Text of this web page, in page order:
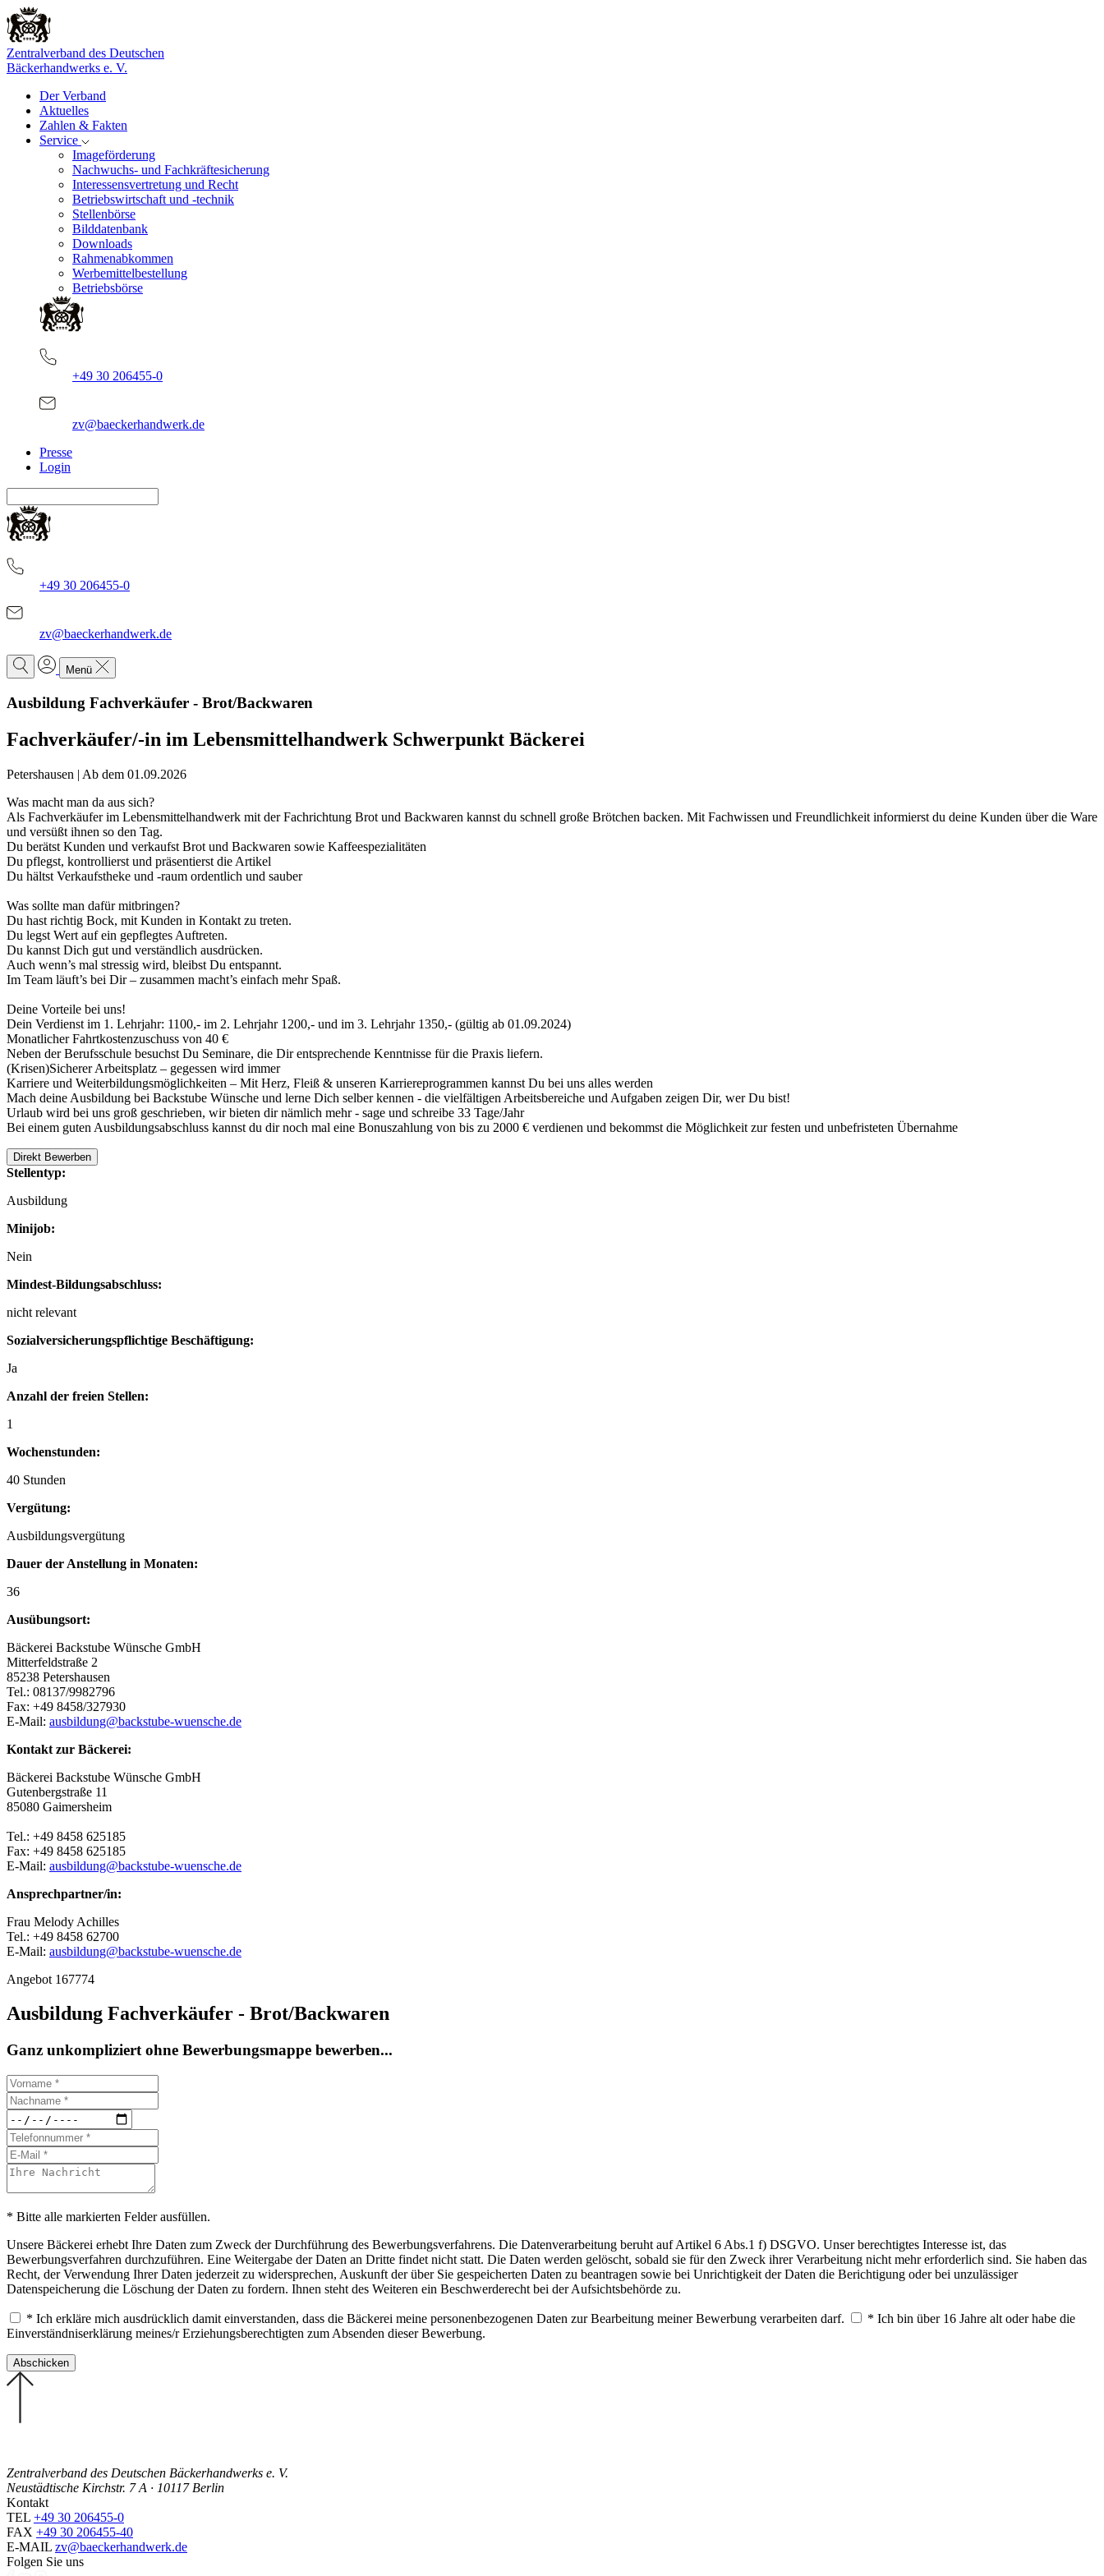
Zentralverband des Deutschen
Bäckerhandwerks e. V.
Der Verband
Aktuelles
Zahlen & Fakten
Service
Imageförderung
Nachwuchs- und Fachkräftesicherung
Interessensvertretung und Recht
Betriebswirtschaft und -technik
Stellenbörse
Bilddatenbank
Downloads
Rahmenabkommen
Werbemittelbestellung
Betriebsbörse
+49 30 206455-0
zv@baeckerhandwerk.de
Presse
Login
+49 30 206455-0
zv@baeckerhandwerk.de
Menü
Ausbildung Fachverkäufer - Brot/Backwaren
Fachverkäufer/-in im Lebensmittelhandwerk Schwerpunkt Bäckerei
Petershausen | Ab dem 01.09.2026
Was macht man da aus sich?
Als Fachverkäufer im Lebensmittelhandwerk mit der Fachrichtung Brot und Backwaren kannst du schnell große Brötchen backen. Mit Fachwissen und Freundlichkeit informierst du deine Kunden über die Ware
und versüßt ihnen so den Tag.
Du berätst Kunden und verkaufst Brot und Backwaren sowie Kaffeespezialitäten
Du pflegst, kontrollierst und präsentierst die Artikel
Du hältst Verkaufstheke und -raum ordentlich und sauber
Was sollte man dafür mitbringen?
Du hast richtig Bock, mit Kunden in Kontakt zu treten.
Du legst Wert auf ein gepflegtes Auftreten.
Du kannst Dich gut und verständlich ausdrücken.
Auch wenn’s mal stressig wird, bleibst Du entspannt.
Im Team läuft’s bei Dir – zusammen macht’s einfach mehr Spaß.
Deine Vorteile bei uns!
Dein Verdienst im 1. Lehrjahr: 1100,- im 2. Lehrjahr 1200,- und im 3. Lehrjahr 1350,- (gültig ab 01.09.2024)
Monatlicher Fahrtkostenzuschuss von 40 €
Neben der Berufsschule besuchst Du Seminare, die Dir entsprechende Kenntnisse für die Praxis liefern.
(Krisen)Sicherer Arbeitsplatz – gegessen wird immer
Karriere und Weiterbildungsmöglichkeiten – Mit Herz, Fleiß & unseren Karriereprogrammen kannst Du bei uns alles werden
Mach deine Ausbildung bei Backstube Wünsche und lerne Dich selber kennen - die vielfältigen Arbeitsbereiche und Aufgaben zeigen Dir, wer Du bist!
Urlaub wird bei uns groß geschrieben, wir bieten dir nämlich mehr - sage und schreibe 33 Tage/Jahr
Bei einem guten Ausbildungsabschluss kannst du dir noch mal eine Bonuszahlung von bis zu 2000 € verdienen und bekommst die Möglichkeit zur festen und unbefristeten Übernahme
Direkt Bewerben
Stellentyp:
Ausbildung
Minijob:
Nein
Mindest-Bildungsabschluss:
nicht relevant
Sozialversicherungspflichtige Beschäftigung:
Ja
Anzahl der freien Stellen:
1
Wochenstunden:
40 Stunden
Vergütung:
Ausbildungsvergütung
Dauer der Anstellung in Monaten:
36
Ausübungsort:
Bäckerei Backstube Wünsche GmbH
Mitterfeldstraße 2
85238 Petershausen
Tel.: 08137/9982796
Fax: +49 8458/327930
E-Mail: ausbildung@backstube-wuensche.de
Kontakt zur Bäckerei:
Bäckerei Backstube Wünsche GmbH
Gutenbergstraße 11
85080 Gaimersheim
Tel.: +49 8458 625185
Fax: +49 8458 625185
E-Mail: ausbildung@backstube-wuensche.de
Ansprechpartner/in:
Frau Melody Achilles
Tel.: +49 8458 62700
E-Mail: ausbildung@backstube-wuensche.de
Angebot 167774
Ausbildung Fachverkäufer - Brot/Backwaren
Ganz unkompliziert ohne Bewerbungsmappe bewerben...
* Bitte alle markierten Felder ausfüllen.
Unsere Bäckerei erhebt Ihre Daten zum Zweck der Durchführung des Bewerbungsverfahrens. Die Datenverarbeitung beruht auf Artikel 6 Abs.1 f) DSGVO. Unser berechtigtes Interesse ist, das
Bewerbungsverfahren durchzuführen. Eine Weitergabe der Daten an Dritte findet nicht statt. Die Daten werden gelöscht, sobald sie für den Zweck ihrer Verarbeitung nicht mehr erforderlich sind. Sie haben das
Recht, der Verwendung Ihrer Daten jederzeit zu widersprechen, Auskunft der über Sie gespeicherten Daten zu beantragen sowie bei Unrichtigkeit der Daten die Berichtigung oder bei unzulässiger
Datenspeicherung die Löschung der Daten zu fordern. Ihnen steht des Weiteren ein Beschwerderecht bei der Aufsichtsbehörde zu.
* Ich erkläre mich ausdrücklich damit einverstanden, dass die Bäckerei meine personenbezogenen Daten zur Bearbeitung meiner Bewerbung verarbeiten darf.
* Ich bin über 16 Jahre alt oder habe die
Einverständniserklärung meines/r Erziehungsberechtigten zum Absenden dieser Bewerbung.
Zentralverband des Deutschen Bäckerhandwerks e. V.
Neustädtische Kirchstr. 7 A · 10117 Berlin
Kontakt
TEL +49 30 206455-0
FAX +49 30 206455-40
E-MAIL zv@baeckerhandwerk.de
Folgen Sie uns